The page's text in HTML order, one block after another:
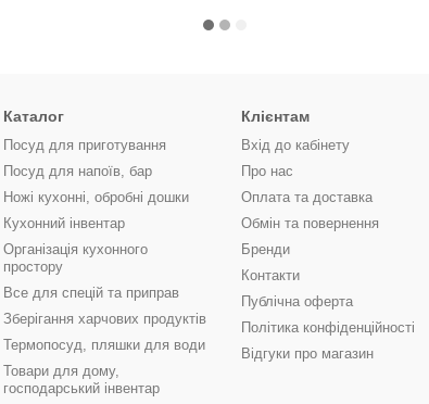
Каталог
Посуд для приготування
Посуд для напоїв, бар
Ножі кухонні, обробні дошки
Кухонний інвентар
Організація кухонного
простору
Все для спецій та приправ
Зберігання харчових продуктів
Термопосуд, пляшки для води
Товари для дому,
господарський інвентар
Клієнтам
Вхід до кабінету
Про нас
Оплата та доставка
Обмін та повернення
Бренди
Контакти
Публічна оферта
Політика конфіденційності
Відгуки про магазин